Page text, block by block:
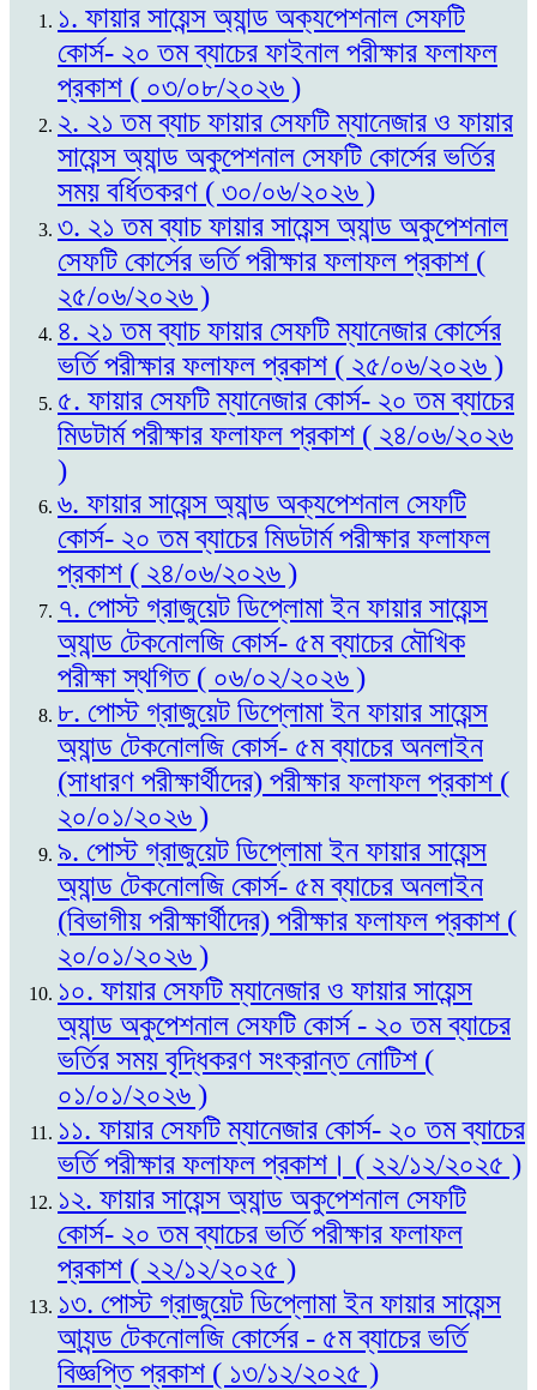
১. ফায়ার সায়েন্স অ্যান্ড অক্যপেশনাল সেফটি
কোর্স- ২০ তম ব্যাচের ফাইনাল পরীক্ষার ফলাফল
প্রকাশ ( ০৩/০৮/২০২৬ )
২. ২১ তম ব্যাচ ফায়ার সেফটি ম্যানেজার ও ফায়ার
সায়েন্স অ্যান্ড অকুপেশনাল সেফটি কোর্সের ভর্তির
সময় বর্ধিতকরণ ( ৩০/০৬/২০২৬ )
৩. ২১ তম ব্যাচ ফায়ার সায়েন্স অ্যান্ড অকুপেশনাল
সেফটি কোর্সের ভর্তি পরীক্ষার ফলাফল প্রকাশ (
২৫/০৬/২০২৬ )
৪. ২১ তম ব্যাচ ফায়ার সেফটি ম্যানেজার কোর্সের
ভর্তি পরীক্ষার ফলাফল প্রকাশ ( ২৫/০৬/২০২৬ )
৫. ফায়ার সেফটি ম্যানেজার কোর্স- ২০ তম ব্যাচের
মিডটার্ম পরীক্ষার ফলাফল প্রকাশ ( ২৪/০৬/২০২৬
)
৬. ফায়ার সায়েন্স অ্যান্ড অক্যপেশনাল সেফটি
কোর্স- ২০ তম ব্যাচের মিডটার্ম পরীক্ষার ফলাফল
প্রকাশ ( ২৪/০৬/২০২৬ )
৭. পোস্ট গ্রাজুয়েট ডিপ্লোমা ইন ফায়ার সায়েন্স
অ্যান্ড টেকনোলজি কোর্স- ৫ম ব্যাচের মৌখিক
পরীক্ষা স্থগিত ( ০৬/০২/২০২৬ )
৮. পোস্ট গ্রাজুয়েট ডিপ্লোমা ইন ফায়ার সায়েন্স
অ্যান্ড টেকনোলজি কোর্স- ৫ম ব্যাচের অনলাইন
(সাধারণ পরীক্ষার্থীদের) পরীক্ষার ফলাফল প্রকাশ (
২০/০১/২০২৬ )
৯. পোস্ট গ্রাজুয়েট ডিপ্লোমা ইন ফায়ার সায়েন্স
অ্যান্ড টেকনোলজি কোর্স- ৫ম ব্যাচের অনলাইন
(বিভাগীয় পরীক্ষার্থীদের) পরীক্ষার ফলাফল প্রকাশ (
২০/০১/২০২৬ )
১০. ফায়ার সেফটি ম্যানেজার ও ফায়ার সায়েন্স
অ্যান্ড অকুপেশনাল সেফটি কোর্স - ২০ তম ব্যাচের
ভর্তির সময় বৃদ্ধিকরণ সংক্রান্ত নোটিশ (
০১/০১/২০২৬ )
১১. ফায়ার সেফটি ম্যানেজার কোর্স- ২০ তম ব্যাচের
ভর্তি পরীক্ষার ফলাফল প্রকাশ। ( ২২/১২/২০২৫ )
১২. ফায়ার সায়েন্স অ্যান্ড অকুপেশনাল সেফটি
কোর্স- ২০ তম ব্যাচের ভর্তি পরীক্ষার ফলাফল
প্রকাশ ( ২২/১২/২০২৫ )
১৩. পোস্ট গ্রাজুয়েট ডিপ্লোমা ইন ফায়ার সায়েন্স
আ্যন্ড টেকনোলজি কোর্সের - ৫ম ব্যাচের ভর্তি
বিজ্ঞপ্তি প্রকাশ ( ১৩/১২/২০২৫ )